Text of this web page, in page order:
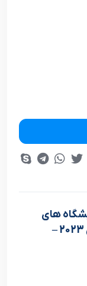
هاي
کشور هاي مختلف جهان 2023 –